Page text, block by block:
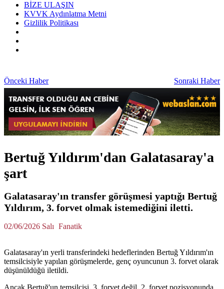
BİZE ULAŞIN
KVVK Aydınlatma Metni
Gizlilik Politikası
Önceki Haber Sonraki Haber
Bertuğ Yıldırım'dan Galatasaray'a
şart
Galatasaray'ın transfer görüşmesi yaptığı Bertuğ
Yıldırım, 3. forvet olmak istemediğini iletti.
02/06/2026 Salı Fanatik
Galatasaray'ın yerli transferindeki hedeflerinden Bertuğ Yıldırım'ın
temsilcisiyle yapılan görüşmelerde, genç oyuncunun 3. forvet olarak
düşünüldüğü iletildi.
Ancak Bertuğ'un temsilcisi, 3. forvet değil, 2. forvet pozisyonunda